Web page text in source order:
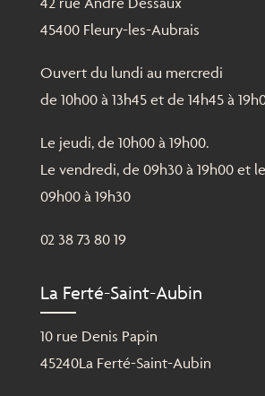
45400 Fleury-les-Aubrais
Ouvert du lundi au mercredi
de 10h00 à 13h45 et de 14h45 à
Le jeudi, de 10h00 à 19h00.
Le vendredi, de 09h30 à 19h00 et
09h00 à 19h30
02 38 73 80 19
La Ferté-Saint-Aubin
10 rue Denis Papin
45240La Ferté-Saint-Aubin